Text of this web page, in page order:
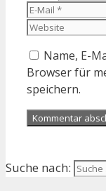
Name, E-
Browser für
speichern.
Suche nach: